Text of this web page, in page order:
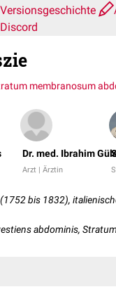
Versionsgeschichte
Discord
membranosum
Dr. med. Ibrahim
Arzt | Ärztin
bis 1832),
abdominis,